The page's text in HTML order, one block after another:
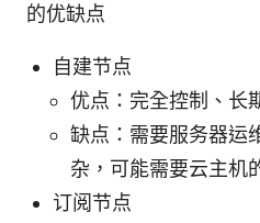
的优缺点
自建节点
优点：完全控制、长
缺点：需要服务器运
杂，可能需要云主机
订阅节点